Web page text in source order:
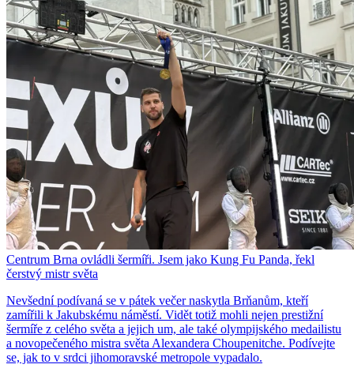
Centrum Brna ovládli šermíři. Jsem jako Kung Fu Panda, řekl
čerstvý mistr světa
Nevšední podívaná se v pátek večer naskytla Brňanům, kteří
zamířili k Jakubskému náměstí. Vidět totiž mohli nejen prestižní
šermíře z celého světa a jejich um, ale také olympijského medailistu
a novopečeného mistra světa Alexandera Choupenitche. Podívejte
se, jak to v srdci jihomoravské metropole vypadalo.